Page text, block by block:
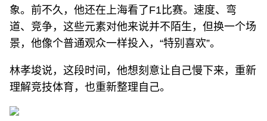
象。前不久，他还在上海看了F1比赛。速度、弯
道、竞争，这些元素对他来说并不陌生，但换一个场
景，他像个普通观众一样投入，“特别喜欢”。
林孝埈说，这段时间，他想刻意让自己慢下来，重新
理解竞技体育，也重新整理自己。